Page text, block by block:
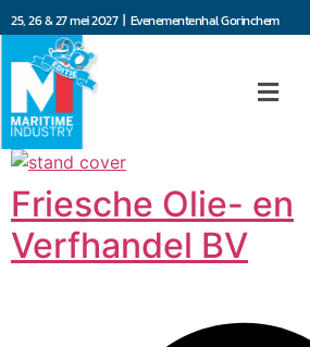
25, 26 & 27 mei 2027 | Evenementenhal Gorinchem
Friesche Olie- en
Verfhandel BV